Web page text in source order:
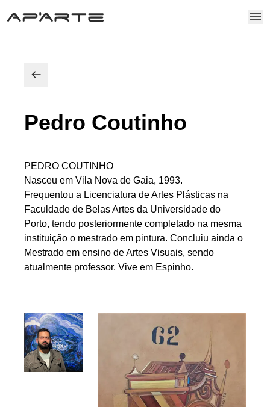
Pedro Coutinho
PEDRO COUTINHO
Nasceu em Vila Nova de Gaia, 1993.
Frequentou a Licenciatura de Artes Plásticas na
Faculdade de Belas Artes da Universidade do
Porto, tendo posteriormente completado na mesma
instituição o mestrado em pintura. Concluiu ainda o
Mestrado em ensino de Artes Visuais, sendo
atualmente professor. Vive em Espinho.